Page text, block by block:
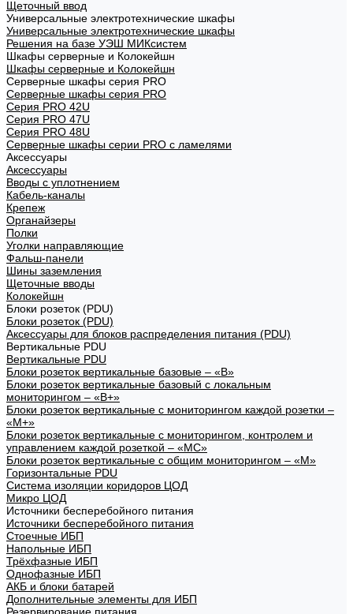
Щеточный ввод
Универсальные электротехнические шкафы
Универсальные электротехнические шкафы
Решения на базе УЭШ МИКсистем
Шкафы серверные и Колокейшн
Шкафы серверные и Колокейшн
Серверные шкафы серия PRO
Серверные шкафы серия PRO
Серия PRO 42U
Серия PRO 47U
Серия PRO 48U
Серверные шкафы серии PRO с ламелями
Аксессуары
Аксессуары
Вводы с уплотнением
Кабель-каналы
Крепеж
Органайзеры
Полки
Уголки направляющие
Фальш-панели
Шины заземления
Щеточные вводы
Колокейшн
Блоки розеток (PDU)
Блоки розеток (PDU)
Аксессуары для блоков распределения питания (PDU)
Вертикальные PDU
Вертикальные PDU
Блоки розеток вертикальные базовые – «В»
Блоки розеток вертикальные базовый с локальным
мониторингом – «В+»
Блоки розеток вертикальные с мониторингом каждой розетки –
«М+»
Блоки розеток вертикальные с мониторингом, контролем и
управлением каждой розеткой – «МС»
Блоки розеток вертикальные с общим мониторингом – «М»
Горизонтальные PDU
Система изоляции коридоров ЦОД
Микро ЦОД
Источники бесперебойного питания
Источники бесперебойного питания
Стоечные ИБП
Напольные ИБП
Трёхфазные ИБП
Однофазные ИБП
АКБ и блоки батарей
Дополнительные элементы для ИБП